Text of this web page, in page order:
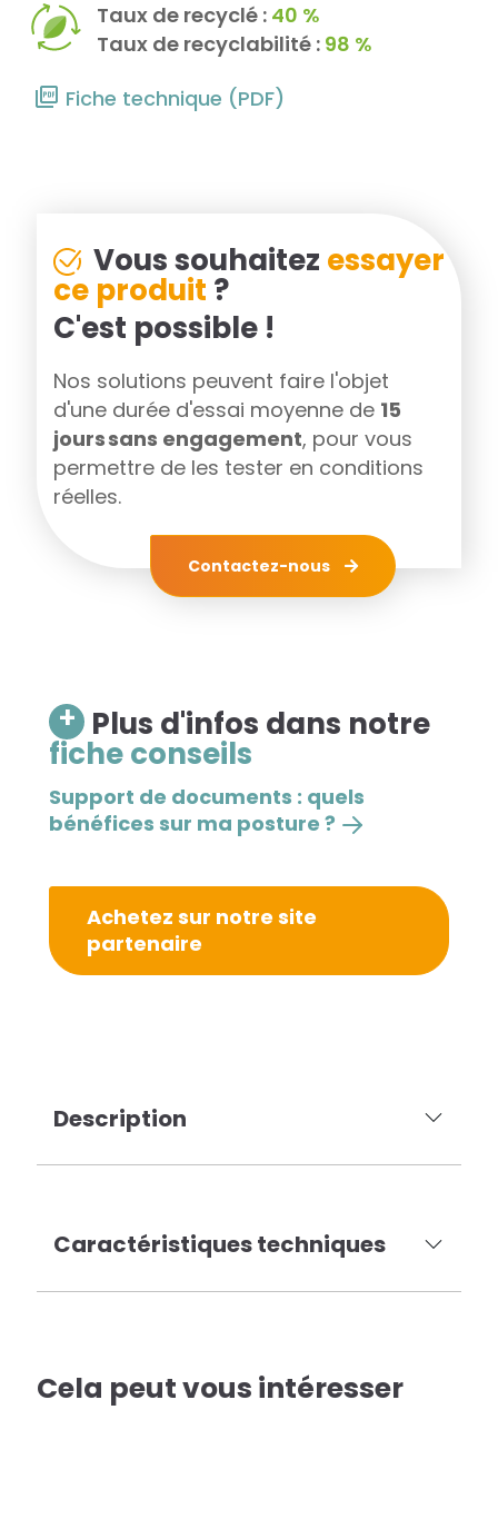
Taux de recyclé : 40 %
Taux de recyclabilité : 98 %
Fiche technique (PDF)
+ Plus d'infos dans notre
fiche conseils
Support de documents : quels
bénéfices sur ma posture ?
Achetez sur notre site
partenaire
Vous souhaitez essayer
ce produit ?
C'est possible !
Nos solutions peuvent faire l'objet
d'une durée d'essai moyenne de 15
jours sans engagement, pour vous
permettre de les tester en conditions
réelles.
Contactez-nous
Description
Caractéristiques techniques
Cela peut vous intéresser